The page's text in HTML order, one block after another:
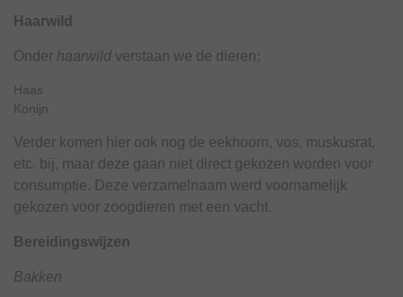
Haarwild
Onderhaarwildverstaan we de dieren;
Haas
Konijn
Verder komen hier ook nog de eekhoorn, vos, muskusrat,
etc. bij, maar deze gaan niet direct gekozen worden voor
consumptie. Deze verzamelnaam werd voornamelijk
gekozen voor zoogdieren met een vacht.
Bereidingswijzen
Bakken